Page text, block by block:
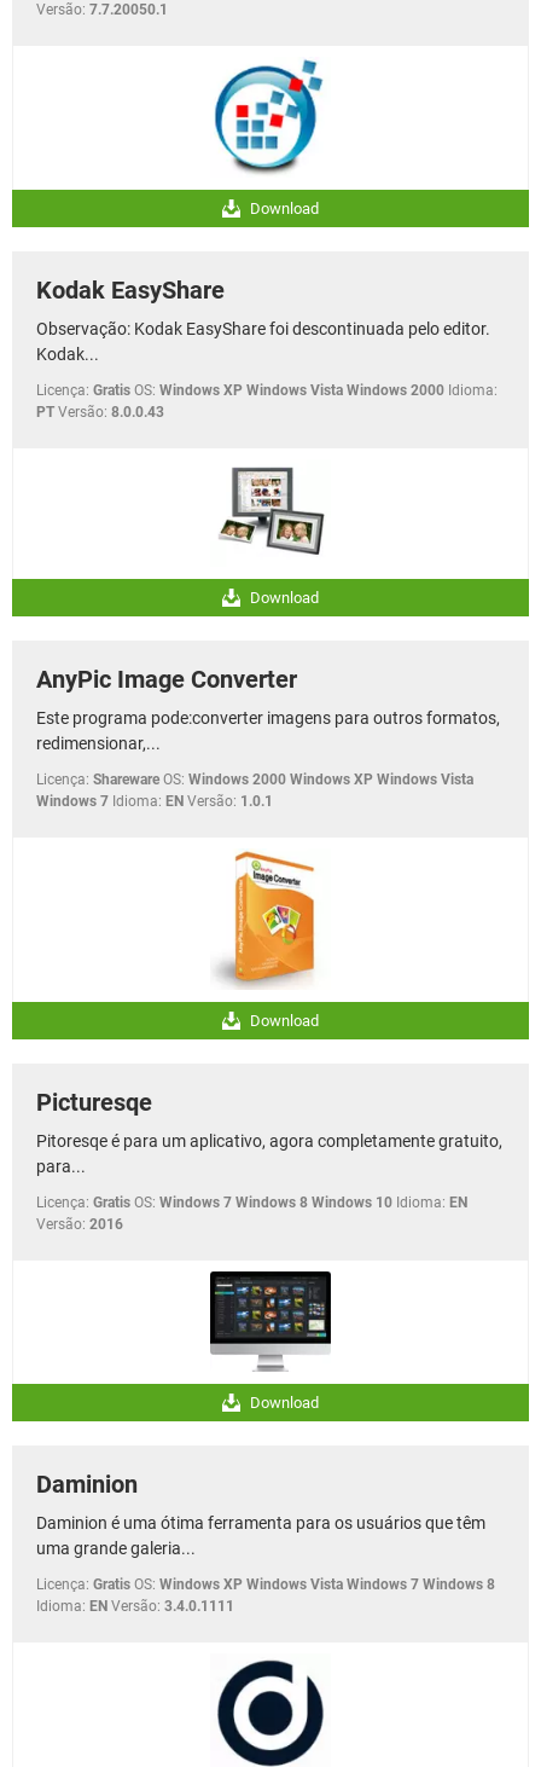
Versão: 7.7.20050.1
Download
Kodak EasyShare
Observação: Kodak EasyShare foi descontinuada pelo editor.
Kodak...
Licença: Gratis OS: Windows XP Windows Vista Windows 2000 Idioma:
PT Versão: 8.0.0.43
Download
AnyPic Image Converter
Este programa pode:converter imagens para outros formatos,
redimensionar,...
Licença: Shareware OS: Windows 2000 Windows XP Windows Vista
Windows 7 Idioma: EN Versão: 1.0.1
Download
Picturesqe
Pitoresqe é para um aplicativo, agora completamente gratuito,
para...
Licença: Gratis OS: Windows 7 Windows 8 Windows 10 Idioma: EN
Versão: 2016
Download
Daminion
Daminion é uma ótima ferramenta para os usuários que têm
uma grande galeria...
Licença: Gratis OS: Windows XP Windows Vista Windows 7 Windows 8
Idioma: EN Versão: 3.4.0.1111